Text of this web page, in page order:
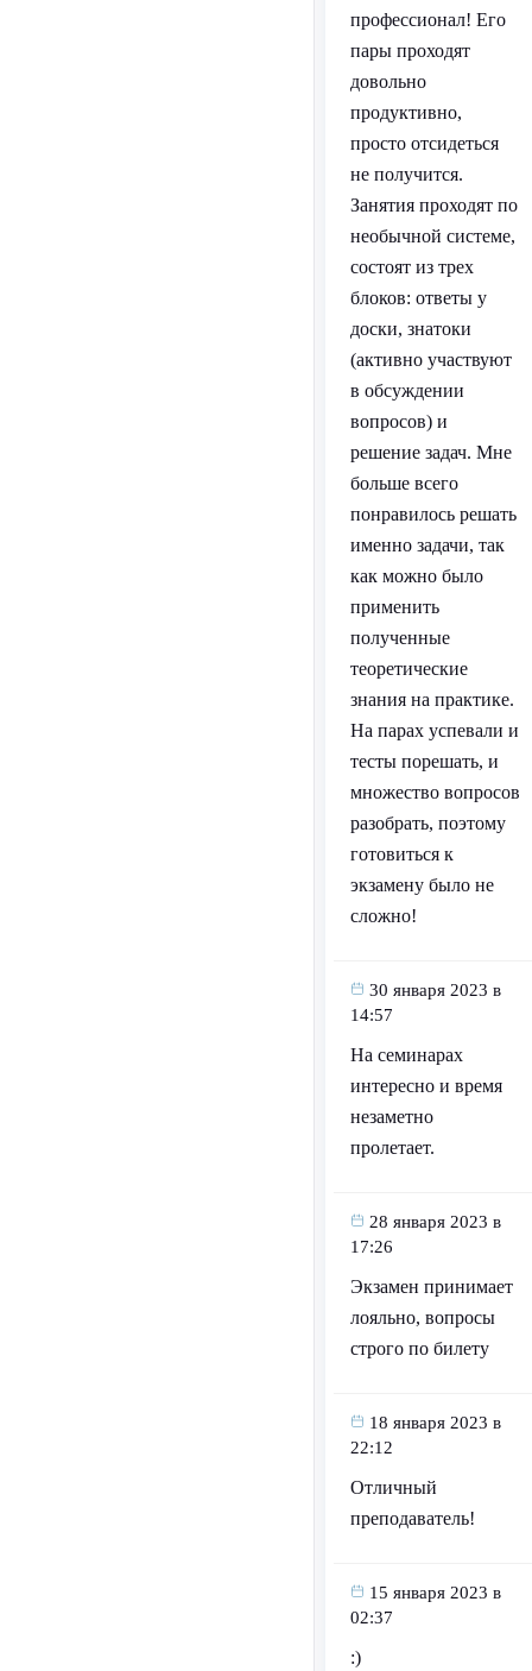
профессионал! Его
пары проходят
довольно
продуктивно,
просто отсидеться
не получится.
Занятия проходят по
необычной системе,
состоят из трех
блоков: ответы у
доски, знатоки
(активно участвуют
в обсуждении
вопросов) и
решение задач. Мне
больше всего
понравилось решать
именно задачи, так
как можно было
применить
полученные
теоретические
знания на практике.
На парах успевали и
тесты порешать, и
множество вопросов
разобрать, поэтому
готовиться к
экзамену было не
сложно!
30 января 2023 в
14:57
На семинарах
интересно и время
незаметно
пролетает.
28 января 2023 в
17:26
Экзамен принимает
лояльно, вопросы
строго по билету
18 января 2023 в
22:12
Отличный
преподаватель!
15 января 2023 в
02:37
:)